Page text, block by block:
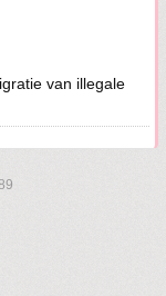
van illegale